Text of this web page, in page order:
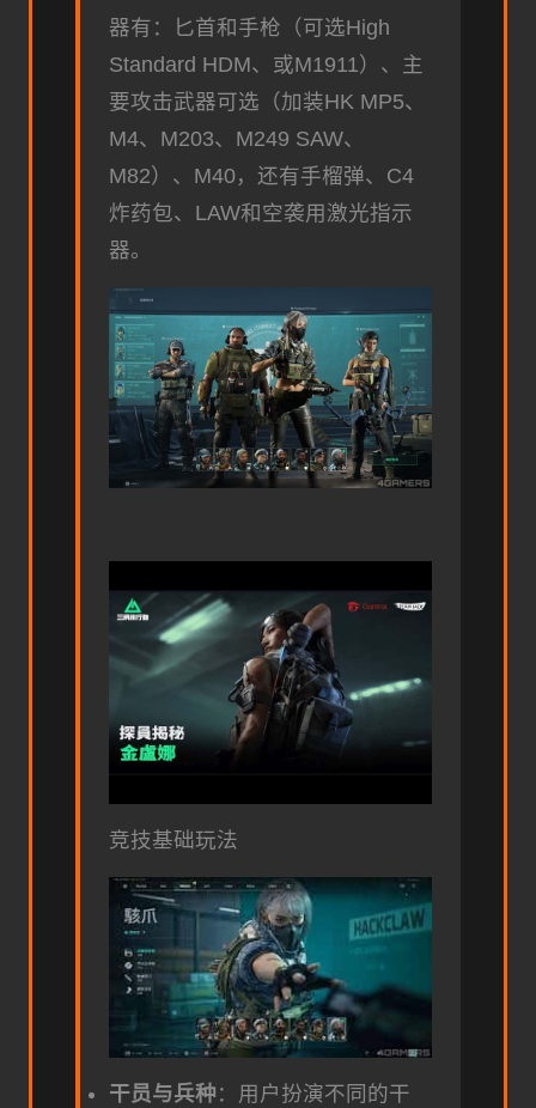
器有：匕首和手枪（可选High
Standard HDM、或M1911）、主
要攻击武器可选（加装HK MP5、
M4、M203、M249 SAW、
M82）、M40，还有手榴弹、C4
炸药包、LAW和空袭用激光指示
器。
竞技基础玩法
干员与兵种 ：用户扮演不同的干